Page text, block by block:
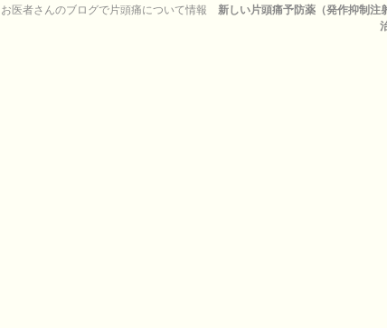
医者さんのブログで片頭痛について情報
新しい片頭痛予防薬（発作抑制注